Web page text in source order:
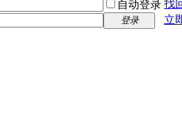
自动登录 找
登录
立